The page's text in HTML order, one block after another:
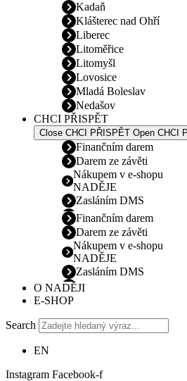
Kadaň
Klášterec nad Ohří
Liberec
Litoměřice
Litomyšl
Lovosice
Mladá Boleslav
Nedašov
CHCI PŘISPĚT
Close CHCI PŘISPĚT Open CHCI
Finančním darem
Darem ze závěti
Nákupem v e-shopu
NADĚJE
Zasláním DMS
Finančním darem
Darem ze závěti
Nákupem v e-shopu
NADĚJE
Zasláním DMS
O NADĚJI
E-SHOP
Search
EN
Instagram Facebook-f